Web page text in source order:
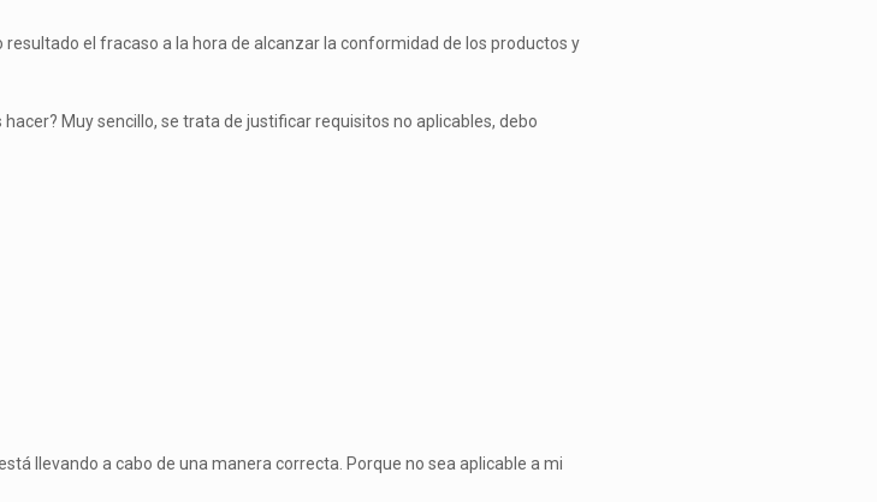
el fracaso a la hora de alcanzar la conformidad de los productos y
Muy sencillo, se trata de justificar requisitos no aplicables, debo
llevando a cabo de una manera correcta. Porque no sea aplicable a mi